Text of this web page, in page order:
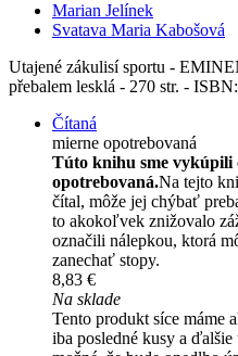
Marian Jelínek
Svatava Maria Kabošová
Utajené zákulisí sportu -
přebalem lesklá - 270 str. -
Čítaná
mierne opotrebovaná
Túto knihu sme vykúpili
opotrebovaná.Na tejto
čítal, môže jej chýbať
to akokoľvek znižovalo
označili nálepkou, ktorá
zanechať stopy.
8,83 €
Na sklade
Tento produkt síce máme
iba posledné kusy a